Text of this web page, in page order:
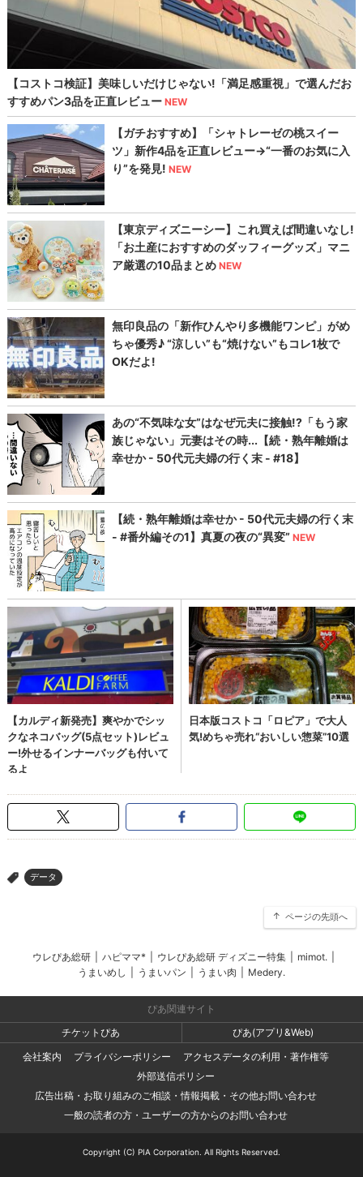
> データ
ページの先頭へ
ウレぴあ総研 ハピママ* ウレぴあ総研 ディズニー特集 mimot.
うまいめし
うまいパン うまい肉 Medery.
ぴあ関連サイト
チケットぴあ
ぴあ(アプリ&Web)
会社案内
プライバシーポリシー
アクセスデータの利用・著作権等
外部送信ポリシー
広告出稿・お取り組みのご相談・情報掲載・その他お問い合わせ
一般の読者の方・ユーザーの方からのお問い合わせ
Copyright (C) PIA Corporation. All Rights Reserved.